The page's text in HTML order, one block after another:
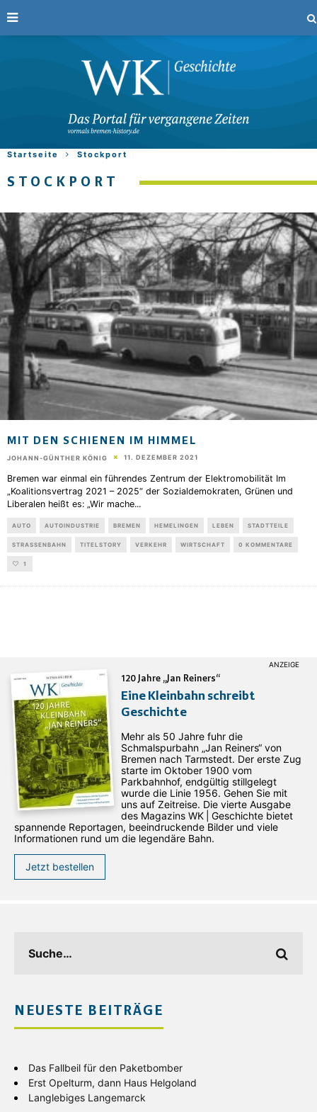
Startseite Stockport
STOCKPORT
MIT DEN SCHIENEN IM HIMMEL
JOHANN-GÜNTHER KÖNIG 11. DEZEMBER 2021
Bremen war einmal ein führendes Zentrum der Elektromobilität Im
„Koalitionsvertrag 2021 – 2025“ der Sozialdemokraten, Grünen und
Liberalen heißt es: „Wir mache...
AUTO AUTOINDUSTRIE BREMEN HEMELINGEN LEBEN STADTTEILE
STRASSENBAHN TITELSTORY VERKEHR WIRTSCHAFT 0 KOMMENTARE
1
120 Jahre „Jan Reiners“
Eine Kleinbahn schreibt
Geschichte
Mehr als 50 Jahre fuhr die
Schmalspurbahn „Jan ­Reiners“ von
Bremen nach Tarmstedt. Der erste Zug
starte im Oktober 1900 vom
Parkbahnhof, endgültig stillgelegt
wurde die Linie 1956. Gehen Sie mit
uns auf Zeitreise. Die vierte Ausgabe
des ­Magazins WK | Geschichte bietet
spannende Reportagen, beeindruckende Bilder und viele
Informationen rund um die legendäre Bahn.
Jetzt bestellen
NEUESTE BEITRÄGE
Das Fallbeil für den Paketbomber
Erst Opelturm, dann Haus Helgoland
Langlebiges Langemarck